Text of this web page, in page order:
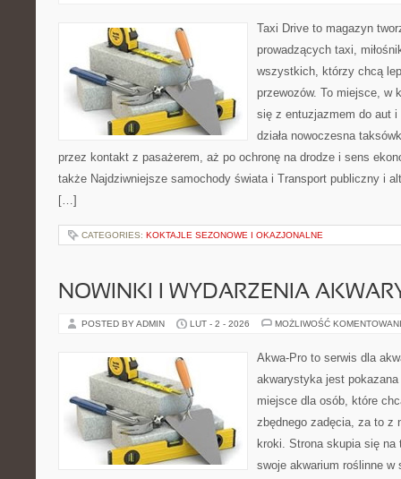
Taxi Drive to magazyn
prowadzących taxi,
wszystkich, którzy chcą
przewozów. To miejsce, w
się z entuzjazmem do aut
działa nowoczesna
przez kontakt z pasażerem, aż po ochronę na drodze i sens
także Najdziwniejsze samochody świata i Transport publiczny i
[…]
CATEGORIES: KOKTAJLE SEZONOWE I OKAZJONALNE
NOWINKI I WYDARZENIA
POSTED BY ADMIN LUT - 2 - 2026 MOŻLIWOŚĆ
Akwa-Pro to serwis dla
akwarystyka jest
miejsce dla osób, które
zbędnego zadęcia, za to z
kroki. Strona skupia się na
swoje akwarium roślinne w